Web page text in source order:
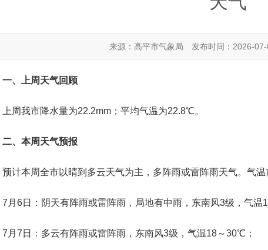
来源：高平市气象局 发布时间：2026-07-
、上周天气回顾
我市降水量为22.2mm；平均气温为22.8℃。
、本周天气预报
本周全市以晴到多云天气为主，多阵雨或雷阵雨天气。气温
6日：阴天有阵雨或雷阵雨，局地有中雨，东南风3级，气温
7日：多云有阵雨或雷阵雨，东南风3级，气温18～30℃；